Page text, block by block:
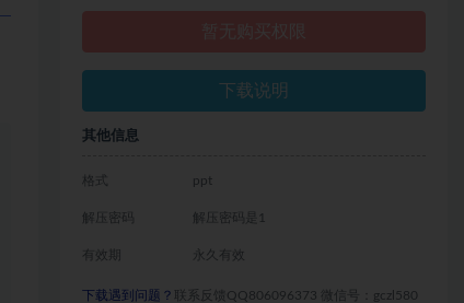
下载说明
其他信息
格式 ppt
解压密码 解压密码是1
有效期 永久有效
下载遇到问题？ 联系反馈QQ806096373 微信号：gczl580